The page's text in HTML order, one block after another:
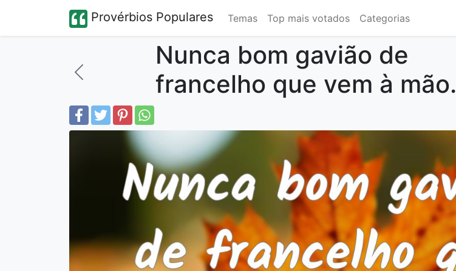
Provérbios Populares Temas Top mais votados Categorias
Nunca bom gavião de
francelho que vem à mão.